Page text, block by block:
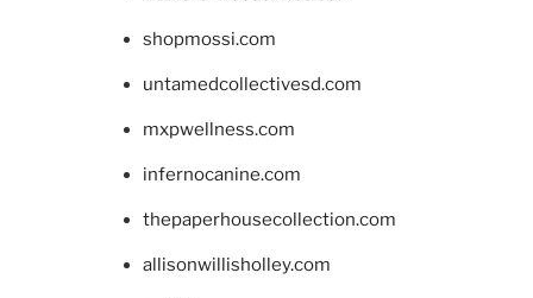
shopmossi.com
untamedcollectivesd.com
mxpwellness.com
infernocanine.com
thepaperhousecollection.com
allisonwillisholley.com